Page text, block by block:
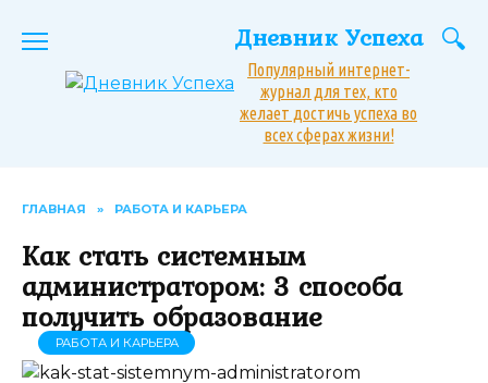
Дневник Успеха
Популярный интернет-
журнал для тех, кто
желает достичь успеха во
всех сферах жизни!
ГЛАВНАЯ » РАБОТА И КАРЬЕРА
Как стать системным
администратором: 3 способа
получить образование
РАБОТА И КАРЬЕРА